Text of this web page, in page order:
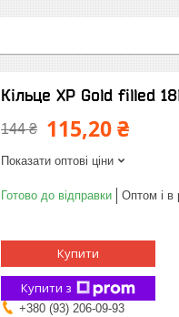
Кільце ХР Gold filled
144 ₴ 115,20 ₴
Показати оптові ціни
Готово до відправки Оптом і в
Купити
Купити з
+380 (93) 206-09-93